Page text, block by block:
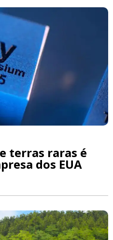
terras raras é
dos EUA